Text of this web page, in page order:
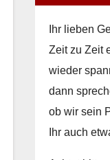
Ihr lieben
Zeit zu Zeit
wieder
dann
ob wir sein
Ihr auch